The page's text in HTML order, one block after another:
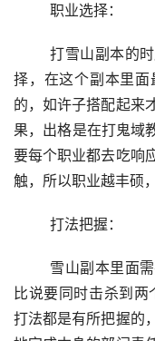
	职业选择：
	打雪山副本的时辰年夜家可以先注重一下对职业的选
择，在这个副本里
的，如许子搭配起来
果，出格是在打鬼域
要每个职业都去吃响
触，所以职业越丰硕
	打法把握：
比说要同时击杀到
打法都是有所把握的